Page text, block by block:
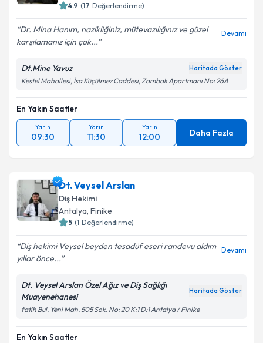
4.9 (17 Değerlendirme)
Dr. Mina Hanım, nazikliğiniz, mütevazılığınız ve güzel
karşılamanız için çok...
Devamı
Dt.Mine Yavuz Haritada Göster
Kestel Mahallesi, İsa Küçülmez Caddesi, Zambak Apartmanı No: 26A
En Yakın Saatler
Yarın
09:30
Yarın
11:30
Yarın
12:00 Daha Fazla
Dt. Veysel Arslan
Diş Hekimi
Antalya, Finike
5 (1 Değerlendirme)
Diş hekimi Veysel beyden tesadüf eseri randevu aldım
yıllar önce...
Devamı
Dt. Veysel Arslan Özel Ağız ve Diş Sağlığı
Muayenehanesi
Haritada Göster
fatih Bul. Yeni Mah. 505 Sok. No: 20 K:1 D:1 Antalya / Finike
En Yakın Saatler